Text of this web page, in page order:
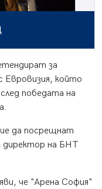
за
Евровизия, който
победата на
да посрещнат
директор на БНТ
че "Арена София"